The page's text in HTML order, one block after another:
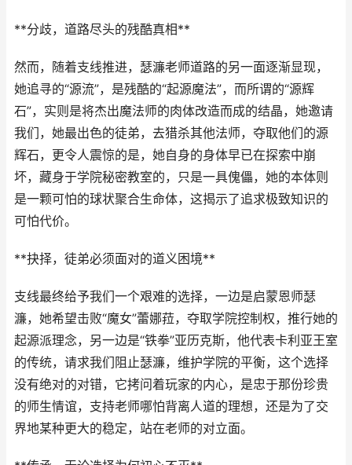
**分歧，道路尽头的残酷真相**
然而，随着支线推进，瑟濂老师道路的另一面逐渐显现，
她追寻的“源流”，是残酷的“起源魔法”，而所谓的“源辉
石”，实则是将杰出魔法师的肉体改造而成的结晶，她邀请
我们，她最出色的徒弟，去猎杀其他法师，夺取他们的源
辉石，更令人震惊的是，她自身的身体早已在探索中崩
坏，藏身于学院秘密教室的，只是一具傀儡，她的本体则
是一颗可怕的球状聚合生命体，这揭示了追求极致知识的
可怕代价。
**抉择，徒弟必须面对的道义困境**
支线最终给予我们一个艰难的选择，一边是启蒙恩师瑟
濂，她希望击败“魔女”蕾娜菈，夺取学院控制权，推行她的
起源派理念，另一边是“铁拳”亚历克斯，他代表卡利亚王室
的传统，请求我们阻止瑟濂，维护学院的平衡，这个选择
没有绝对的对错，它拷问着玩家的内心，是忠于那份珍贵
的师生情谊，支持老师哪怕背离人道的理想，还是为了交
界地某种更大的稳定，站在老师的对立面。